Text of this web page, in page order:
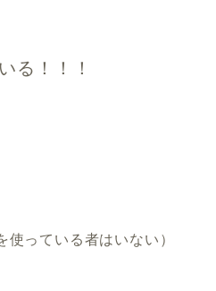
る！！！
使っている者はいない）